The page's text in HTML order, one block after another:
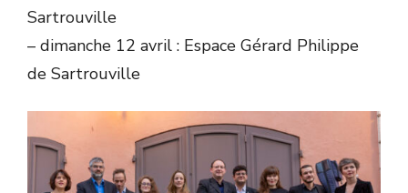
Sartrouville
– dimanche 12 avril : Espace Gérard Philippe
de Sartrouville